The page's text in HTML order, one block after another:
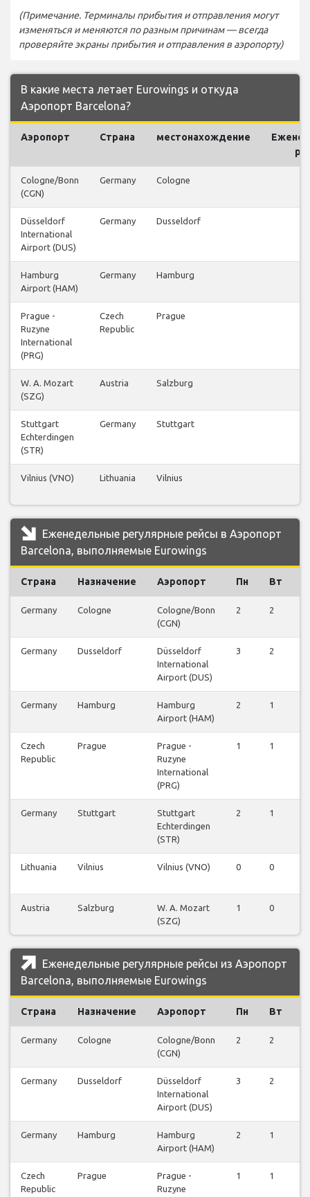
(Примечание. Терминалы прибытия и отправления могут
изменяться и меняются по разным причинам — всегда
проверяйте экраны прибытия и отправления в аэропорту)
В какие места летает Eurowings и откуда
Аэропорт Barcelona?
Аэропорт Страна местонахождение
Cologne/Bonn
(CGN)
Germany Cologne
Düsseldorf
International
Airport (DUS)
Germany Dusseldorf
Hamburg
Airport (HAM)
Germany Hamburg
Prague -
Ruzyne
International
(PRG)
Czech
Republic
Prague
W. A. Mozart
(SZG)
Austria Salzburg
Stuttgart
Echterdingen
(STR)
Germany Stuttgart
Vilnius (VNO) Lithuania Vilnius
Еженедельные регулярные рейсы в Аэропорт
Barcelona, выполняемые Eurowings
Страна Назначение Аэропорт Пн Вт
Germany Cologne
Cologne/Bonn
(CGN)
2 2
Germany Dusseldorf
Düsseldorf
International
Airport (DUS)
3 2
Germany Hamburg
Hamburg
Airport (HAM)
2 1
Czech
Republic
Prague
Prague -
Ruzyne
International
(PRG)
1 1
Germany Stuttgart
Stuttgart
Echterdingen
(STR)
2 1
Lithuania Vilnius Vilnius (VNO) 0 0
Austria Salzburg
W. A. Mozart
(SZG)
1 0
Еженедельные регулярные рейсы из Аэропорт
Barcelona, выполняемые Eurowings
Страна Назначение Аэропорт Пн Вт
Germany Cologne
Cologne/Bonn
(CGN)
2 2
Germany Dusseldorf
Düsseldorf
International
Airport (DUS)
3 2
Germany Hamburg
Hamburg
Airport (HAM)
2 1
Czech
Republic
Prague
Prague -
Ruzyne
1 1